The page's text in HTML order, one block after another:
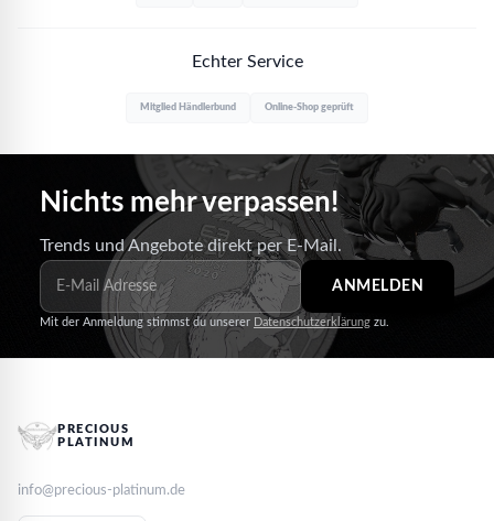
Echter Service
Mitglied Händlerbund Online-Shop geprüft
Nichts mehr verpassen!
Trends und Angebote direkt per E-Mail.
ANMELDEN
Mit der Anmeldung stimmst du unserer Datenschutzerklärung zu.
PRECIOUS
PLATINUM
info@precious-platinum.de